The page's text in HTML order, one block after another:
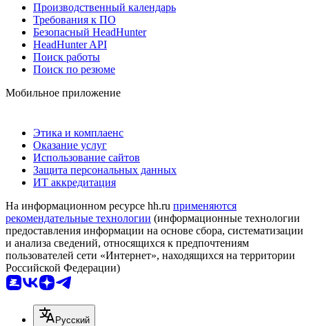
Производственный календарь
Требования к ПО
Безопасный HeadHunter
HeadHunter API
Поиск работы
Поиск по резюме
Мобильное приложение
Этика и комплаенс
Оказание услуг
Использование сайтов
Защита персональных данных
ИТ аккредитация
На информационном ресурсе hh.ru применяются
рекомендательные технологии (информационные технологии
предоставления информации на основе сбора, систематизации
и анализа сведений, относящихся к предпочтениям
пользователей сети «Интернет», находящихся на территории
Российской Федерации)
Русский